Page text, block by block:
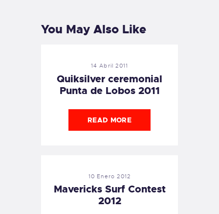
You May Also Like
14 Abril 2011
Quiksilver ceremonial
Punta de Lobos 2011
READ MORE
10 Enero 2012
Mavericks Surf Contest
2012